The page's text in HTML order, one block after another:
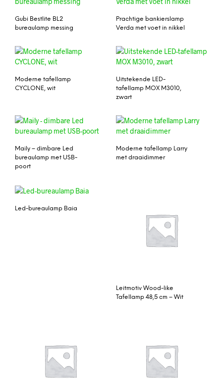
Gubi Bestlite BL2
bureaulamp messing
Prachtige bankierslamp
Verda met voet in nikkel
Moderne tafellamp
CYCLONE, wit
Uitstekende LED-
tafellamp MOX M3010,
zwart
Maily – dimbare Led
bureaulamp met USB-
poort
Moderne tafellamp Larry
met draaidimmer
Led-bureaulamp Baia
Leitmotiv Wood-like
Tafellamp 48,5 cm – Wit